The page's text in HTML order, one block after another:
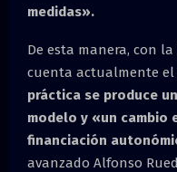
medidas».
De esta manera, con
cuenta actualmente el
práctica se produce
modelo y «un cambio
financiación
avanzado Alfonso